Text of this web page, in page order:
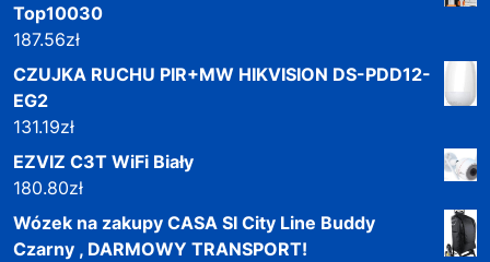
Top10030
187.56zł
CZUJKA RUCHU PIR+MW HIKVISION DS-PDD12-
EG2
131.19zł
EZVIZ C3T WiFi Biały
180.80zł
Wózek na zakupy CASA SI City Line Buddy
Czarny , DARMOWY TRANSPORT!